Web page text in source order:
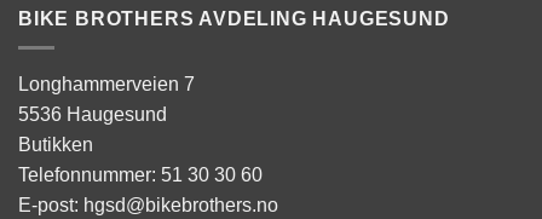
BIKE BROTHERS AVDELING HAUGESUND
Longhammerveien 7
5536 Haugesund
Butikken
Telefonnummer: 51 30 30 60
E-post: hgsd@bikebrothers.no